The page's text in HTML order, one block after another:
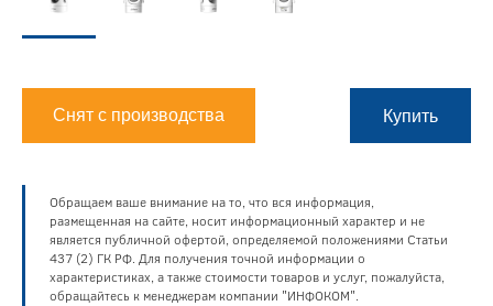
Снят с производства Купить
Обращаем ваше внимание на то, что вся информация,
размещенная на сайте, носит информационный характер и не
является публичной офертой, определяемой положениями Статьи
437 (2) ГК РФ. Для получения точной информации о
характеристиках, а также стоимости товаров и услуг, пожалуйста,
обращайтесь к менеджерам компании "ИНФОКОМ".